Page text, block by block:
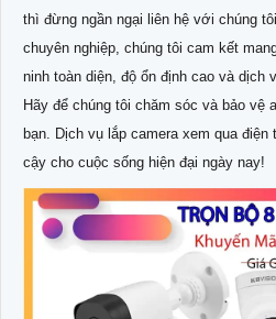
thì đừng ngần ngại liên hệ với chúng
chuyên nghiệp, chúng tôi cam kết
ninh toàn diện, độ ổn định cao và dịch
Hãy để chúng tôi chăm sóc và bảo vệ
bạn. Dịch vụ lắp camera xem qua
cậy cho cuộc sống hiện đại ngày nay!